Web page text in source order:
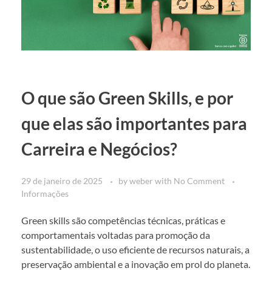
O que são Green Skills, e por
que elas são importantes para
Carreira e Negócios?
29 de janeiro de 2025 byweber with No Comment
Informações
Green skills são competências técnicas, práticas e
comportamentais voltadas para promoção da
sustentabilidade, o uso eficiente de recursos naturais, a
preservação ambiental e a inovação em prol do planeta.